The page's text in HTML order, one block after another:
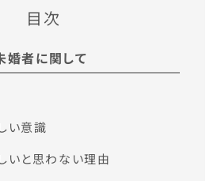
目次
者に関して
い意識
いと思わない理由